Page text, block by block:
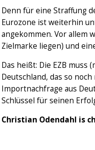
Denn für eine Straffung
Eurozone ist weiterhin
angekommen. Vor allem
Zielmarke liegen) und
Das heißt: Die EZB muss
Deutschland, das so
Importnachfrage aus
Schlüssel für seinen
Christian Odendahl is